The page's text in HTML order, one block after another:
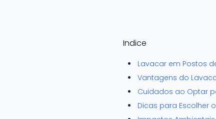
Indice
Lavacar em Postos
Vantagens do
Cuidados ao Optar
Dicas para Escolher